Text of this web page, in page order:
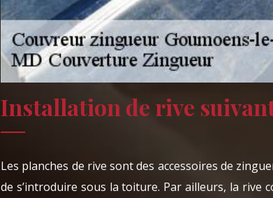
Installation de rive
Les planches de rive sont des accessoires de
de s’introduire sous la toiture. Par ailleurs, la rive